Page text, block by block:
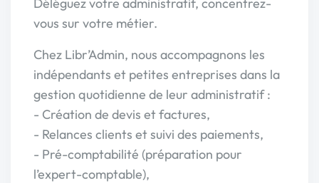
vous sur votre métier.
Chez Libr’Admin, nous accompagnons les
indépendants et petites entreprises dans la
gestion quotidienne de leur administratif :
- Création de devis et factures,
- Relances clients et suivi des paiements,
- Pré-comptabilité (préparation pour
l’expert-comptable),